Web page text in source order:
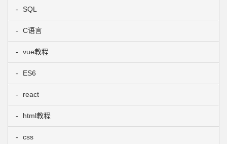
SQL
C语言
vue教程
ES6
react
html教程
css